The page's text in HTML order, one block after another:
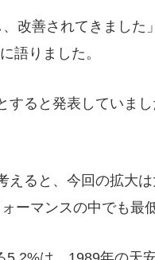
改善されてきました
語りました。
ると発表していま
ると、今回の拡大
ーマンスの中でも最